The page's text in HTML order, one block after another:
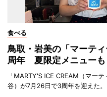
食べる
鳥取・岩美の「マーテ
周年 夏限定メニューも
「MARTY'S ICE CREAM（マー
谷）が7月26日で3周年を迎えた。